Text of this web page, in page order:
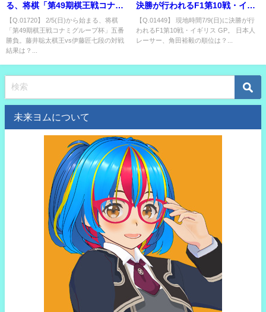
る、将棋「第49期棋王戦コナミ
グループ杯」五番勝負。藤井聡
太棋王vs伊藤匠七段の対戦結果
は？
【Q.01720】 2/5(日)から始まる、将棋
「第49期棋王戦コナミグループ杯」五番
勝負。藤井聡太棋王vs伊藤匠七段の対戦
結果は？...
決勝が行われるF1第10戦・イギ
リス GP。 日本人レーサー、角
田裕毅の順位は？
【Q.01449】 現地時間7/9(日)に決勝が行
われるF1第10戦・イギリス GP。 日本人
レーサー、角田裕毅の順位は？...
未来ヨムについて